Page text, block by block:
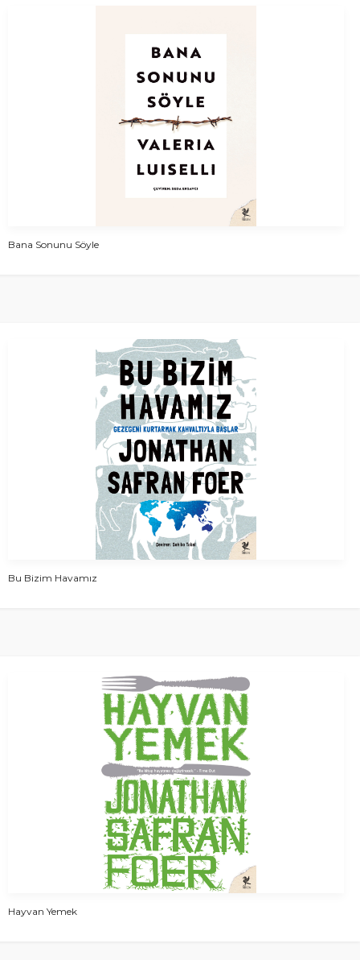
Bana Sonunu Söyle
Bu Bizim Havamız
Hayvan Yemek